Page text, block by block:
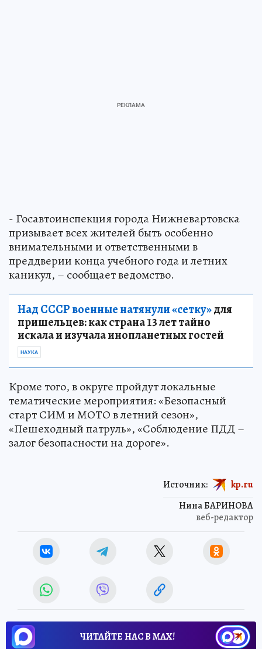
- Госавтоинспекция города Нижневартовска
призывает всех жителей быть особенно
внимательными и ответственными в
преддверии конца учебного года и летних
каникул, – сообщает ведомство.
Над СССР военные натянули «сетку»для
пришельцев: как страна 13 лет тайно
искала и изучала инопланетных гостей
НАУКА
Кроме того, в округе пройдут локальные
тематические мероприятия: «Безопасный
старт СИМ и МОТО в летний сезон»,
«Пешеходный патруль», «Соблюдение ПДД –
залог безопасности на дороге».
Нина БАРИНОВА
веб-редактор
Источник: kp.ru
ЧИТАЙТЕ НАС В МАХ!